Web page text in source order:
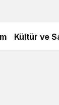
Kültür ve